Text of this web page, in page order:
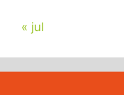
« jul